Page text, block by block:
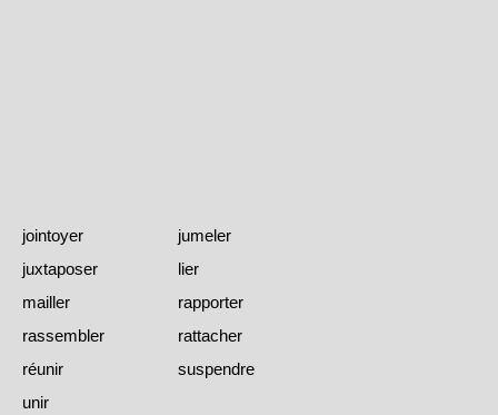
jointoyer
jumeler
juxtaposer
lier
mailler
rapporter
rassembler
rattacher
réunir
suspendre
unir